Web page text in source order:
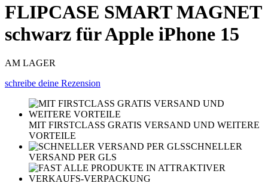
FLIPCASE SMART MAGNET
schwarz für Apple iPhone 15
AM LAGER
schreibe deine Rezension
MIT FIRSTCLASS GRATIS VERSAND UND WEITERE
VORTEILE
SCHNELLER
VERSAND PER GLS